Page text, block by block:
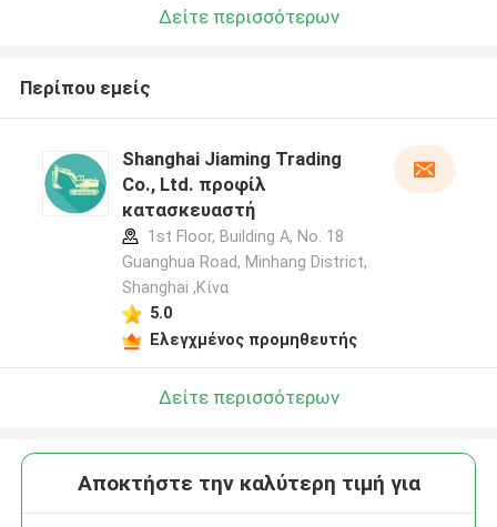
Δείτε περισσότερων
Περίπου εμείς
Shanghai Jiaming Trading
Co., Ltd. προφίλ
κατασκευαστή
1st Floor, Building A, No. 18
Guanghua Road, Minhang District,
Shanghai ,Κίνα
5.0
Ελεγχμένος προμηθευτής
Δείτε περισσότερων
Αποκτήστε την καλύτερη τιμή για